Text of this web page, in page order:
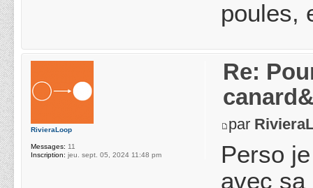
poules,
Re:
par
Perso
avec sa
RivieraLoop
Messages: 11
Inscription: jeu. sept. 05, 2024 11:48 pm